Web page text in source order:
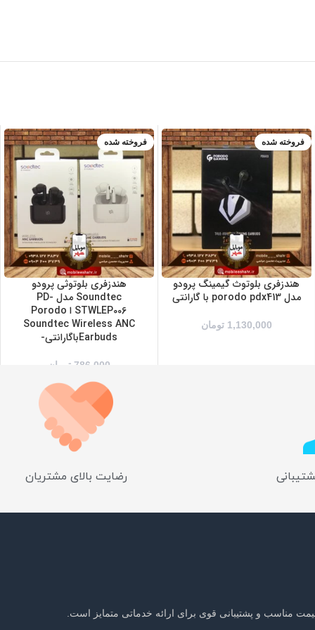
فروخته شده
ضمانت 7 روزه م
وبایل شهر + ضما
نت اصالت کالا
هندزفری بلوتوث گیمینگ پرودو
مدل porodo pdx413 با گارانتی
1,130,000 تومان
فروخته شده
سفید
مشکی
هندزفری بلوتوثی پرودو
Soundtec مدل PD-
STWLEP006 ا Porodo
Soundtec Wireless ANC
Earbudsباگارانتی-
786,000 تومان
رضایت بالای مشتریان
مناسب و پشتیبانی قوی برای ارائه خدماتی متمایز است.